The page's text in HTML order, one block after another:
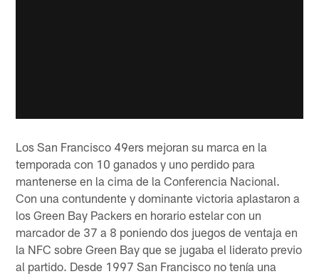
Los San Francisco 49ers mejoran su marca en la
temporada con 10 ganados y uno perdido para
mantenerse en la cima de la Conferencia Nacional.
Con una contundente y dominante victoria aplastaron a
los Green Bay Packers en horario estelar con un
marcador de 37 a 8 poniendo dos juegos de ventaja en
la NFC sobre Green Bay que se jugaba el liderato previo
al partido. Desde 1997 San Francisco no tenía una